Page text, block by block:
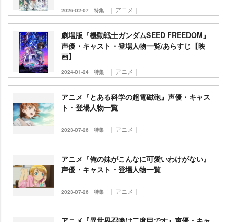
2026-02-07 特集 ｜アニメ｜
劇場版『機動戦士ガンダムSEED FREEDOM』
声優・キャスト・登場人物一覧/あらすじ【映
画】
2024-01-24 特集 ｜アニメ｜
アニメ『とある科学の超電磁砲』声優・キャス
ト・登場人物一覧
2023-07-26 特集 ｜アニメ｜
アニメ『俺の妹がこんなに可愛いわけがない』
声優・キャスト・登場人物一覧
2023-07-26 特集 ｜アニメ｜